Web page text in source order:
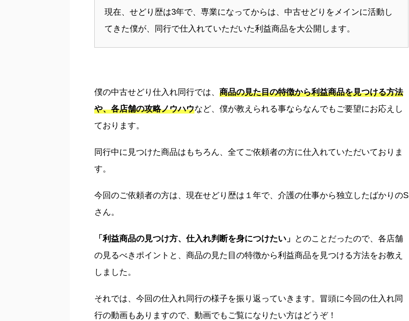
現在、せどり歴は3年で、専業になってからは、中古せどりをメインに活動し
てきた僕が、同行で仕入れていただいた利益商品を大公開します。
僕の中古せどり仕入れ同行では、 商品の見た目の特徴から利益商品を見つける方法
や、各店舗の攻略ノウハウなど、僕が教えられる事ならなんでもご要望にお応えし
ております。
同行中に見つけた商品はもちろん、全てご依頼者の方に仕入れていただいておりま
す。
今回のご依頼者の方は、現在せどり歴は１年で、介護の仕事から独立したばかりのS
さん。
「利益商品の見つけ方、仕入れ判断を身につけたい」
とのことだったので、各店舗
の見るべきポイントと、商品の見た目の特徴から利益商品を見つける方法をお教え
しました。
それでは、今回の仕入れ同行の様子を振り返っていきます。冒頭に今回の仕入れ同
行の動画もありますので、動画でもご覧になりたい方はどうぞ！